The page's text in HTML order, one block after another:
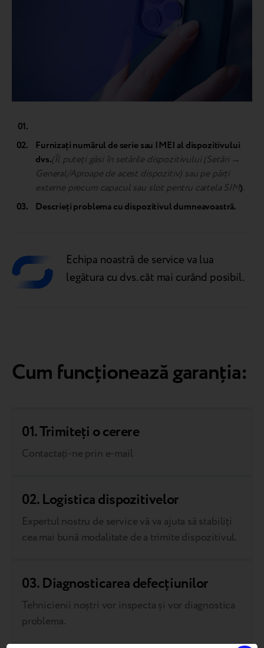
Furnizați numărul de serie sau IMEI al dispozitivului
dvs.(Îl puteți găsi în setările dispozitivului (Setări →
General/Aproape de acest dispozitiv) sau pe părți
externe precum capacul sau slot pentru cartela SIM).
Descrieți problema cu dispozitivul dumneavoastră.
Echipa noastră de service va lua
legătura cu dvs. cât mai curând posibil.
Cum funcționează garanția:
01. Trimiteți o cerere
Contactați-ne prin e-mail
02. Logistica dispozitivelor
Expertul nostru de service vă va ajuta să stabiliți
cea mai bună modalitate de a trimite dispozitivul.
03. Diagnosticarea defecțiunilor
Tehnicienii noștri vor inspecta și vor diagnostica
problema.